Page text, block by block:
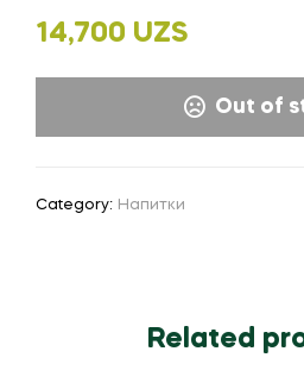
14,700 UZS
Out of
Category: Напитки
Related